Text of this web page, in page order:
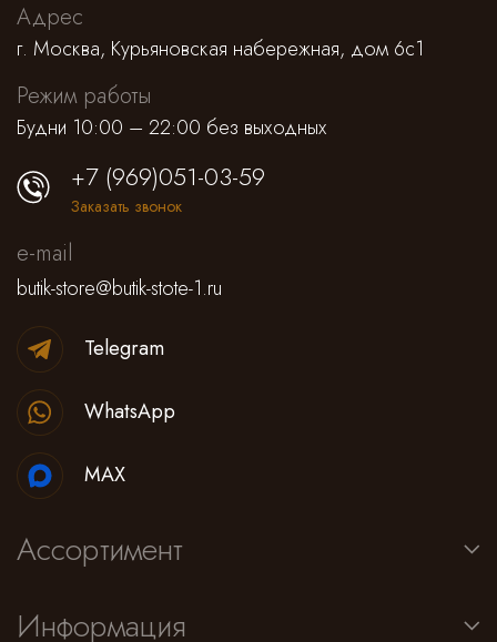
Адрес
г. Москва, Курьяновская набережная, дом 6с1
Режим работы
Будни 10:00 – 22:00 без выходных
Ассортимент
Информация
+7 (969)051-03-59
Заказать звонок
e-mail
butik-store@butik-stote-1.ru
Telegram
WhatsApp
MAX